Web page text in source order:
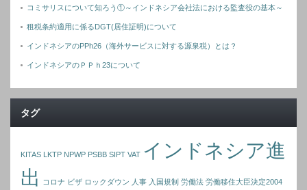
コミサリスについて知ろう①～インドネシア会社法における監査役の基本～
租税条約適用に係るDGT(居住証明)について
インドネシアのPPh26（海外サービスに対する源泉税）とは？
インドネシアのＰＰｈ23について
タグ
KITAS LKTP NPWP PSBB SIPT VAT インドネシア進
出
コロナ ビザ ロックダウン 人事 入国規制 労働法 労働移住大臣決定2004